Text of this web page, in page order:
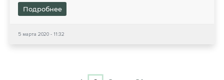
Подробнее
5 марта 2020 - 11:32